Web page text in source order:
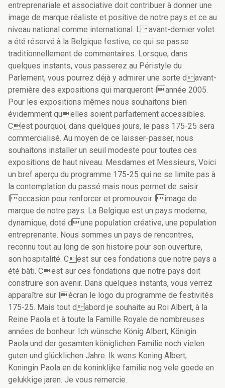
entreprenariale et associative doit contribuer à donner une
image de marque réaliste et positive de notre pays et ce au
niveau national comme international. Lavant-dernier volet
a été réservé à la Belgique festive, ce qui se passe
traditionnellement de commentaires. Lorsque, dans
quelques instants, vous passerez au Péristyle du
Parlement, vous pourrez déjà y admirer une sorte davant-
première des expositions qui marqueront lannée 2005.
Pour les expositions mêmes nous souhaitons bien
évidemment quelles soient parfaitement accessibles.
Cest pourquoi, dans quelques jours, le pass 175-25 sera
commercialisé. Au moyen de ce laisser-passer, nous
souhaitons installer un seuil modeste pour toutes ces
expositions de haut niveau. Mesdames et Messieurs, Voici
un bref aperçu du programme 175-25 qui ne se limite pas à
la contemplation du passé mais nous permet de saisir
loccasion pour renforcer et promouvoir limage de
marque de notre pays. La Belgique est un pays moderne,
dynamique, doté dune population créative, une population
entreprenante. Nous sommes un pays de rencontres,
reconnu tout au long de son histoire pour son ouverture,
son hospitalité. Cest sur ces fondations que notre pays a
été bâti. Cest sur ces fondations que notre pays doit
construire son avenir. Dans quelques instants, vous verrez
apparaître sur lécran le logo du programme de festivités
175-25. Mais tout dabord je souhaite au Roi Albert, à la
Reine Paola et à toute la Famille Royale de nombreuses
années de bonheur. Ich wünsche König Albert, Königin
Paola und der gesamten königlichen Familie noch vielen
guten und glücklichen Jahre. Ik wens Koning Albert,
Koningin Paola en de koninklijke familie nog vele goede en
gelukkige jaren. Je vous remercie.